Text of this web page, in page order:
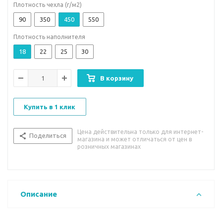
Плотность чехла (г/м2)
90 350 450 550
Плотность наполнителя
18 22 25 30
В корзину
Купить в 1 клик
Поделиться
Цена действительна только для интернет-
магазина и может отличаться от цен в
розничных магазинах
Описание